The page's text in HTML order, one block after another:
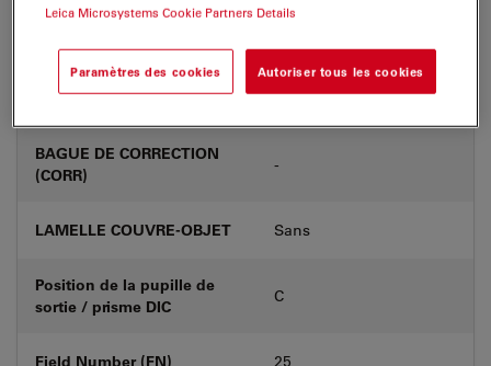
Caractéristiques techniques
Numéro de produit 11556078
BAGUE DE CORRECTION
(CORR)
-
LAMELLE COUVRE-OBJET Sans
Position de la pupille de
sortie / prisme DIC
C
Field Number (FN) 25
Leica Microsystems Cookie Partners Details
Paramètres des cookies Autoriser tous les cookies